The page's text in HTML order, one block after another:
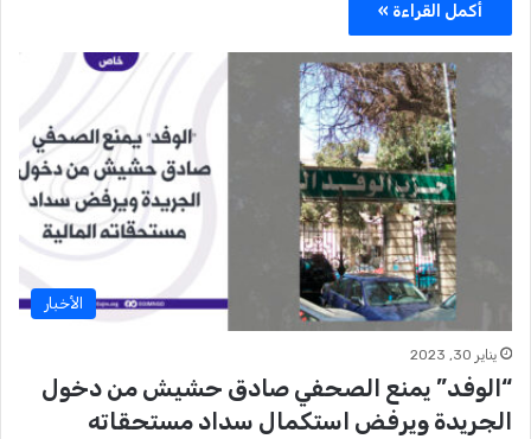
أكمل القراءة »
الأخبار
يناير 30, 2023
“الوفد” يمنع الصحفي صادق حشيش من دخول
الجريدة ويرفض استكمال سداد مستحقاته